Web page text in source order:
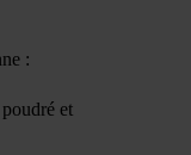
:
et